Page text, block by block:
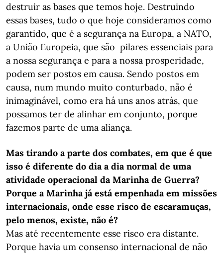
destruir as bases que temos hoje. Destruindo
essas bases, tudo o que hoje consideramos como
garantido, que é a segurança na Europa, a NATO,
a União Europeia, que são pilares essenciais para
a nossa segurança e para a nossa prosperidade,
podem ser postos em causa. Sendo postos em
causa, num mundo muito conturbado, não é
inimaginável, como era há uns anos atrás, que
possamos ter de alinhar em conjunto, porque
fazemos parte de uma aliança.
Mas tirando a parte dos combates, em que é que
isso é diferente do dia a dia normal de uma
atividade operacional da Marinha de Guerra?
Porque a Marinha já está empenhada em missões
internacionais, onde esse risco de escaramuças,
pelo menos, existe, não é?
Mas até recentemente esse risco era distante.
Porque havia um consenso internacional de não